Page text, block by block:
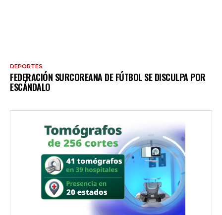
DEPORTES
FEDERACIÓN SURCOREANA DE FÚTBOL SE DISCULPA POR
ESCÁNDALO